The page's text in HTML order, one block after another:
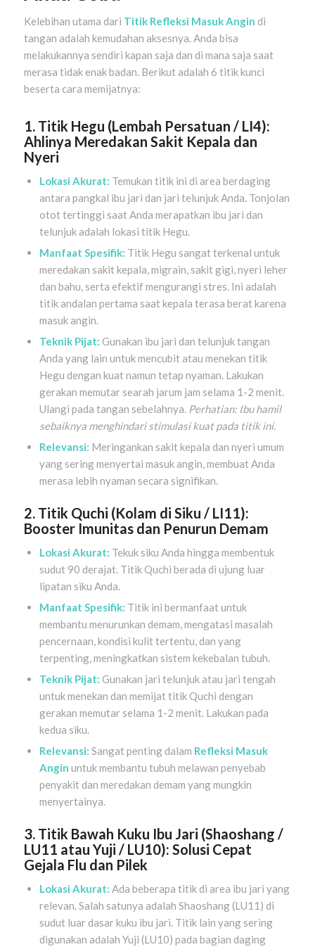
Kelebihan utama dari Titik Refleksi Masuk Angin di
tangan adalah kemudahan aksesnya. Anda bisa
melakukannya sendiri kapan saja dan di mana saja saat
merasa tidak enak badan. Berikut adalah 6 titik kunci
beserta cara memijatnya:
1. Titik Hegu (Lembah Persatuan / LI4):
Ahlinya Meredakan Sakit Kepala dan
Nyeri
Lokasi Akurat: Temukan titik ini di area berdaging
antara pangkal ibu jari dan jari telunjuk Anda. Tonjolan
otot tertinggi saat Anda merapatkan ibu jari dan
telunjuk adalah lokasi titik Hegu.
Manfaat Spesifik: Titik Hegu sangat terkenal untuk
meredakan sakit kepala, migrain, sakit gigi, nyeri leher
dan bahu, serta efektif mengurangi stres. Ini adalah
titik andalan pertama saat kepala terasa berat karena
masuk angin.
Teknik Pijat: Gunakan ibu jari dan telunjuk tangan
Anda yang lain untuk mencubit atau menekan titik
Hegu dengan kuat namun tetap nyaman. Lakukan
gerakan memutar searah jarum jam selama 1-2 menit.
Ulangi pada tangan sebelahnya. Perhatian: Ibu hamil
sebaiknya menghindari stimulasi kuat pada titik ini.
Relevansi: Meringankan sakit kepala dan nyeri umum
yang sering menyertai masuk angin, membuat Anda
merasa lebih nyaman secara signifikan.
2. Titik Quchi (Kolam di Siku / LI11):
Booster Imunitas dan Penurun Demam
Lokasi Akurat: Tekuk siku Anda hingga membentuk
sudut 90 derajat. Titik Quchi berada di ujung luar
lipatan siku Anda.
Manfaat Spesifik: Titik ini bermanfaat untuk
membantu menurunkan demam, mengatasi masalah
pencernaan, kondisi kulit tertentu, dan yang
terpenting, meningkatkan sistem kekebalan tubuh.
Teknik Pijat: Gunakan jari telunjuk atau jari tengah
untuk menekan dan memijat titik Quchi dengan
gerakan memutar selama 1-2 menit. Lakukan pada
kedua siku.
Relevansi: Sangat penting dalam Refleksi Masuk
Angin untuk membantu tubuh melawan penyebab
penyakit dan meredakan demam yang mungkin
menyertainya.
3. Titik Bawah Kuku Ibu Jari (Shaoshang /
LU11 atau Yuji / LU10): Solusi Cepat
Gejala Flu dan Pilek
Lokasi Akurat: Ada beberapa titik di area ibu jari yang
relevan. Salah satunya adalah Shaoshang (LU11) di
sudut luar dasar kuku ibu jari. Titik lain yang sering
digunakan adalah Yuji (LU10) pada bagian daging